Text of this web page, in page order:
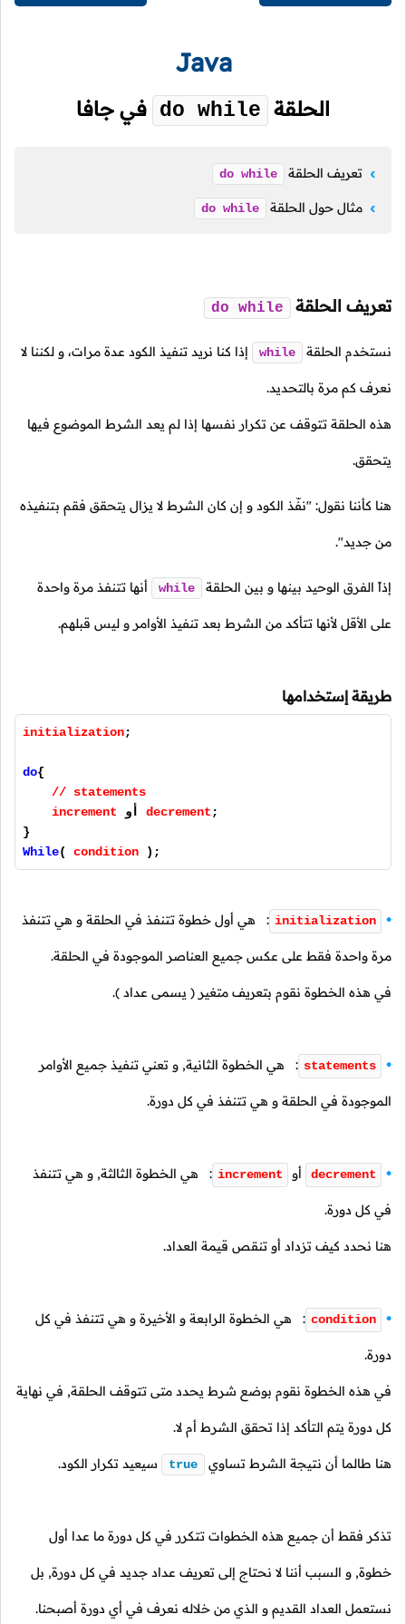
Java
الحلقة do while في جافا
تعريف الحلقة do while
مثال حول الحلقة do while
تعريف الحلقة do while
نستخدم الحلقة while إذا كنا نريد تنفيذ الكود عدة مرات، و لكننا لا
نعرف كم مرة بالتحديد.
هذه الحلقة تتوقف عن تكرار نفسها إذا لم يعد الشرط الموضوع فيها
يتحقق.
هنا كأننا نقول: "نفّذ الكود و إن كان الشرط لا يزال يتحقق فقم بتنفيذه
من جديد".
إذاً الفرق الوحيد بينها و بين الحلقة while أنها تتنفذ مرة واحدة
على الأقل لأنها تتأكد من الشرط بعد تنفيذ الأوامر و ليس قبلهم.
طريقة إستخدامها
initialization;
do{
// statements
increment
decrement ;
}
While( condition );
initialization : هي أول خطوة تتنفذ في الحلقة و هي تتنفذ
مرة واحدة فقط على عكس جميع العناصر الموجودة في الحلقة.
في هذه الخطوة نقوم بتعريف متغير ( يسمى عداد ).
statements : هي الخطوة الثانية, و تعني تنفيذ جميع الأوامر
الموجودة في الحلقة و هي تتنفذ في كل دورة.
decrement أو increment : هي الخطوة الثالثة, و هي تتنفذ
في كل دورة.
هنا نحدد كيف تزداد أو تنقص قيمة العداد.
condition : هي الخطوة الرابعة و الأخيرة و هي تتنفذ في كل
دورة.
في هذه الخطوة نقوم بوضع شرط يحدد متى تتوقف الحلقة, في نهاية
كل دورة يتم التأكد إذا تحقق الشرط أم لا.
هنا طالما أن نتيجة الشرط تساوي true سيعيد تكرار الكود.
تذكر فقط أن جميع هذه الخطوات تتكرر في كل دورة ما عدا أول
خطوة, و السبب أننا لا نحتاج إلى تعريف عداد جديد في كل دورة, بل
نستعمل العداد القديم و الذي من خلاله نعرف في أي دورة أصبحنا.